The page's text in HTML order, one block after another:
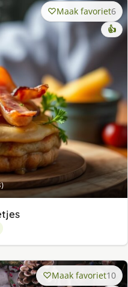
Maak favoriet6
👍
Maak favoriet10